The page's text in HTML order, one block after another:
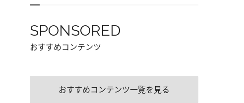
SPONSORED
おすすめコンテンツ
おすすめコンテンツ一覧を見る